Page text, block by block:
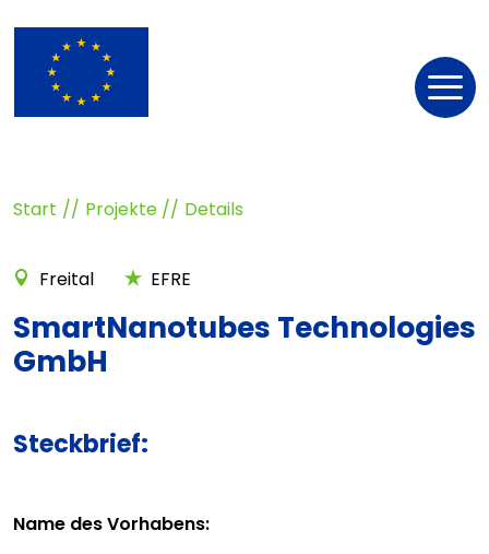
Start Projekte Details
Freital EFRE
SmartNanotubes Technologies
GmbH
Steckbrief:
Name des Vorhabens: